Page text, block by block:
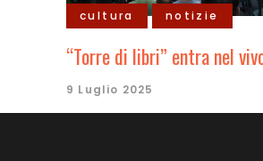
cultura notizie
“Torre di libri” entra nel
9 Luglio 2025